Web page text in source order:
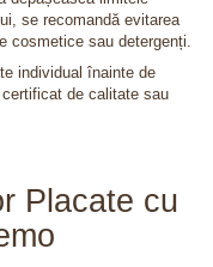
se recomandă evitarea
cosmetice sau detergenți.
individual înainte de
de calitate sau
Placate cu